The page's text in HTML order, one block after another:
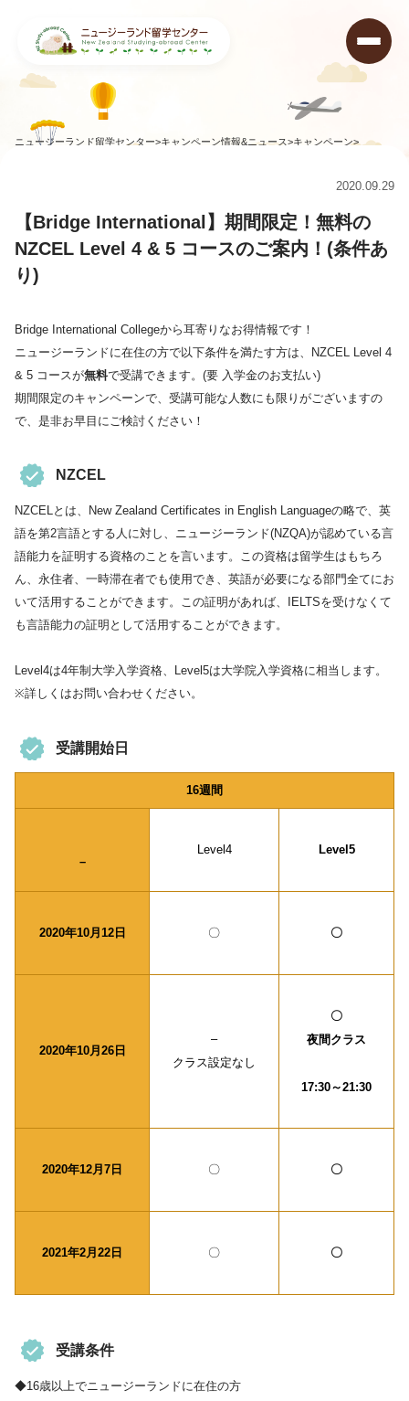
ニュージーランド留学センター>キャンペーン情報&ニュース>キャンペーン>
2020.09.29
【Bridge International】期間限定！無料の
NZCEL Level 4 & 5 コースのご案内！(条件あ
り)
Bridge International Collegeから耳寄りなお得情報です！
ニュージーランドに在住の方で以下条件を満たす方は、NZCEL Level 4
& 5 コースが無料で受講できます。(要 入学金のお支払い)
期間限定のキャンペーンで、受講可能な人数にも限りがございますの
で、是非お早目にご検討ください！
NZCEL
NZCELとは、New Zealand Certificates in English Languageの略で、英
語を第2言語とする人に対し、ニュージーランド(NZQA)が認めている言
語能力を証明する資格のことを言います。この資格は留学生はもちろ
ん、永住者、一時滞在者でも使用でき、英語が必要になる部門全てにお
いて活用することができます。この証明があれば、IELTSを受けなくて
も言語能力の証明として活用することができます。
Level4は4年制大学入学資格、Level5は大学院入学資格に相当します。
※詳しくはお問い合わせください。
受講開始日
16週間
–
Level4 Level5
2020年10月12日 〇 〇
2020年10月26日
–
クラス設定なし
〇
夜間クラス
17:30～21:30
2020年12月7日 〇 〇
2021年2月22日 〇 〇
受講条件
◆16歳以上でニュージーランドに在住の方